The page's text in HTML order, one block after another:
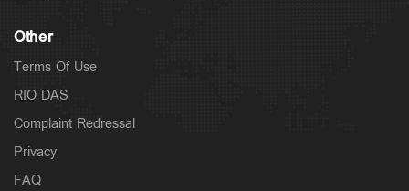
Other
Terms Of Use
RIO DAS
Complaint Redressal
Privacy
FAQ